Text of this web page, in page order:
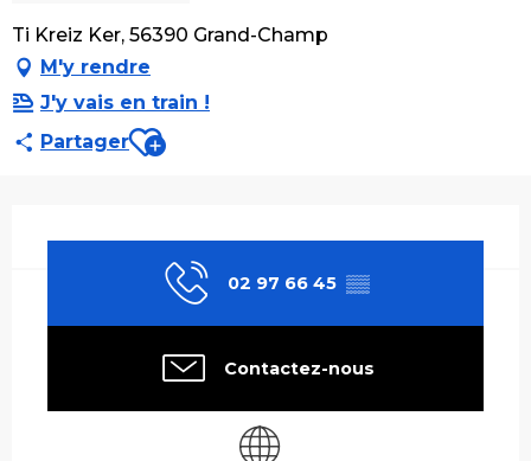
Ti Kreiz Ker, 56390 Grand-Champ
M'y rendre
J'y vais en train !
PartagerAjouter aux favoris
02 97 66 45 ▒▒
Contactez-nous